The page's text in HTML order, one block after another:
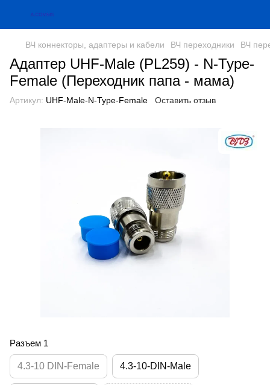
ВЧ коннекторы, адаптеры и кабели ВЧ переходники ВЧ
Адаптер UHF-Male (PL259) - N-Type-
Female (Переходник папа - мама)
Артикул: UHF-Male-N-Type-Female Оставить отзыв
Разъем 1
4.3-10 DIN-Female 4.3-10-DIN-Male